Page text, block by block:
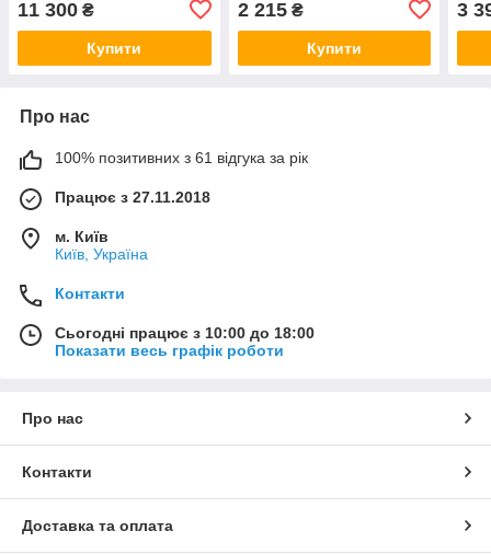
11 300 ₴
Купити
2 215₴
Купити
3
Про нас
100% позитивних з 61 відгука за рік
Працює з 27.11.2018
м. Київ
Київ, Україна
Контакти
Сьогодні працює з 10:00 до 18:00
Показати весь графік роботи
Про нас
Контакти
Доставка та оплата